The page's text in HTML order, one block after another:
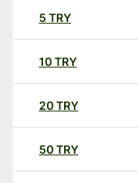
5 TRY
10TRY
20TRY
50TRY